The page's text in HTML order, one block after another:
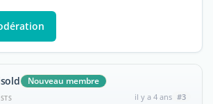
Nouveau membre
il y a 4 ans #3